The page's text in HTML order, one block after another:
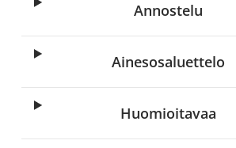
Annostelu
Ainesosaluettelo
Huomioitavaa